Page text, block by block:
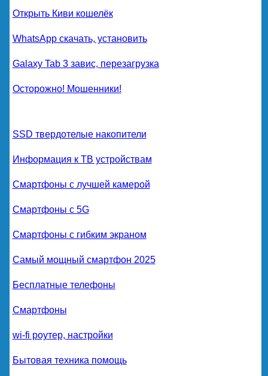
Открыть Киви кошелёк
WhatsApp скачать, установить
Galaxy Tab 3 завис, перезагрузка
Осторожно! Мошенники!
SSD твердотелые накопители
Информация к ТВ устройствам
Смартфоны с лучшей камерой
Смартфоны с 5G
Смартфоны с гибким экраном
Самый мощный смартфон 2025
Бесплатные телефоны
Смартфоны
wi-fi роутер, настройки
Бытовая техника помощь